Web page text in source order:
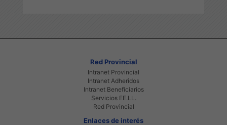
Red Provincial
Intranet Provincial
Intranet Adheridos
Intranet Beneficiarios
Servicios EE.LL.
Red Provincial
Enlaces de interés